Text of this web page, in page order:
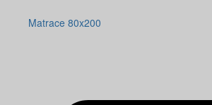
Matrace 80x200